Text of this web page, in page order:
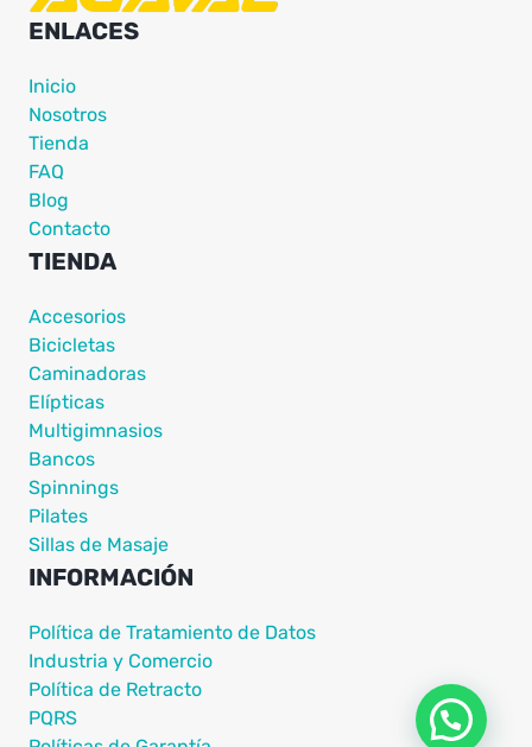
ENLACES
Inicio
Nosotros
Tienda
FAQ
Blog
Contacto
TIENDA
Accesorios
Bicicletas
Caminadoras
Elípticas
Multigimnasios
Bancos
Spinnings
Pilates
Sillas de Masaje
INFORMACIÓN
Política de Tratamiento de Datos
Industria y Comercio
Política de Retracto
PQRS